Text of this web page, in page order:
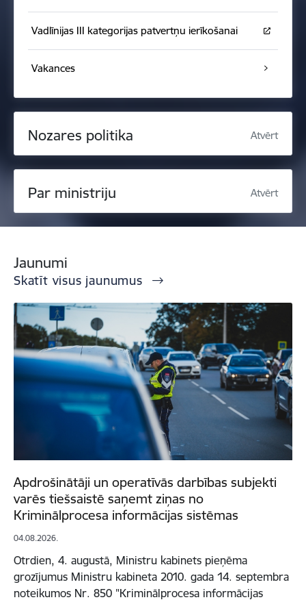
Vadlīnijas III kategorijas patvertņu ierīkošanai
Vakances
Nozares politika Atvērt
Par ministriju Atvērt
Jaunumi
Skatīt visus jaunumus
Apdrošinātāji un operatīvās darbības subjekti
varēs tiešsaistē saņemt ziņas no
Kriminālprocesa informācijas sistēmas
04.08.2026.
Otrdien, 4. augustā, Ministru kabinets pieņēma
grozījumus Ministru kabineta 2010. gada 14. septembra
noteikumos Nr. 850 "Kriminālprocesa informācijas